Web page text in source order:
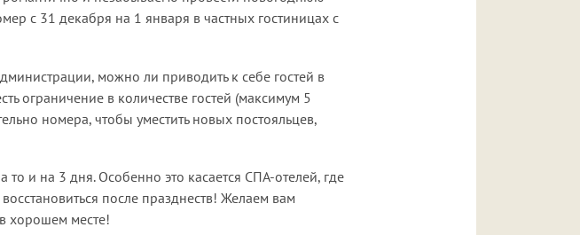
с 31 декабря на 1 января в частных гостиницах с
можно ли приводить к себе гостей в
ограничение в количестве гостей (максимум 5
номера, чтобы уместить новых постояльцев,
и на 3 дня. Особенно это касается СПА-отелей, где
после празднеств! Желаем вам
хорошем месте!